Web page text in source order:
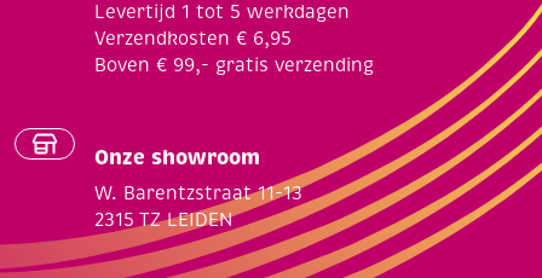
Levertijd 1 tot 5 werkdagen
Verzendkosten € 6,95
Boven € 99,- gratis verzending
Onze showroom
W. Barentzstraat 11-13
2315 TZ LEIDEN